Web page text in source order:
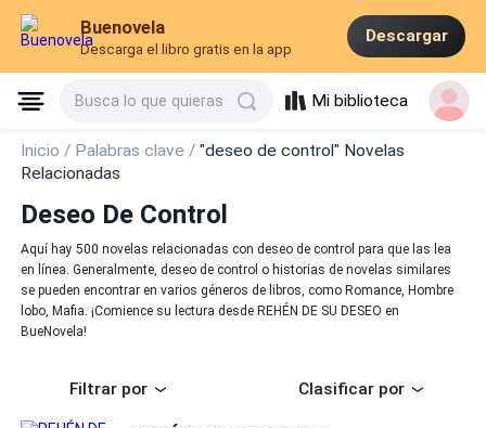
Buenovela
Descarga el libro gratis en la app
Descargar
Busca lo que quieras Mi biblioteca
Inicio / Palabras clave /"deseo de control" Novelas
Relacionadas
Deseo De Control
Aquí hay 500 novelas relacionadas con deseo de control para que las lea
en línea. Generalmente, deseo de control o historias de novelas similares
se pueden encontrar en varios géneros de libros, como Romance, Hombre
lobo, Mafia. ¡Comience su lectura desde REHÉN DE SU DESEO en
BueNovela!
Filtrar por Clasificar por